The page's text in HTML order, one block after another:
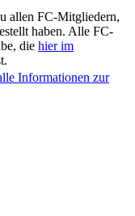
allen FC-Mitgliedern,
haben. Alle FC-
die hier im
Informationen zur